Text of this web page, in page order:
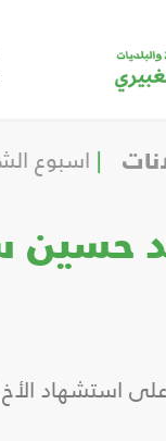
اسبوع
حسين
استشهاد